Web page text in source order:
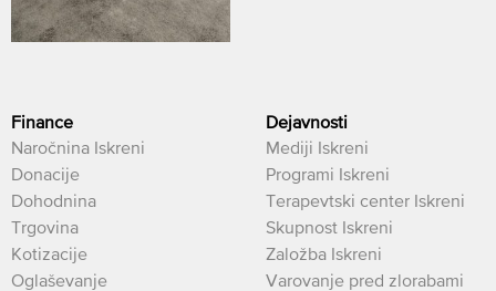
Finance
Naročnina Iskreni
Donacije
Dohodnina
Trgovina
Kotizacije
Oglaševanje
Dejavnosti
Mediji Iskreni
Programi Iskreni
Terapevtski center Iskreni
Skupnost Iskreni
Založba Iskreni
Varovanje pred zlorabami